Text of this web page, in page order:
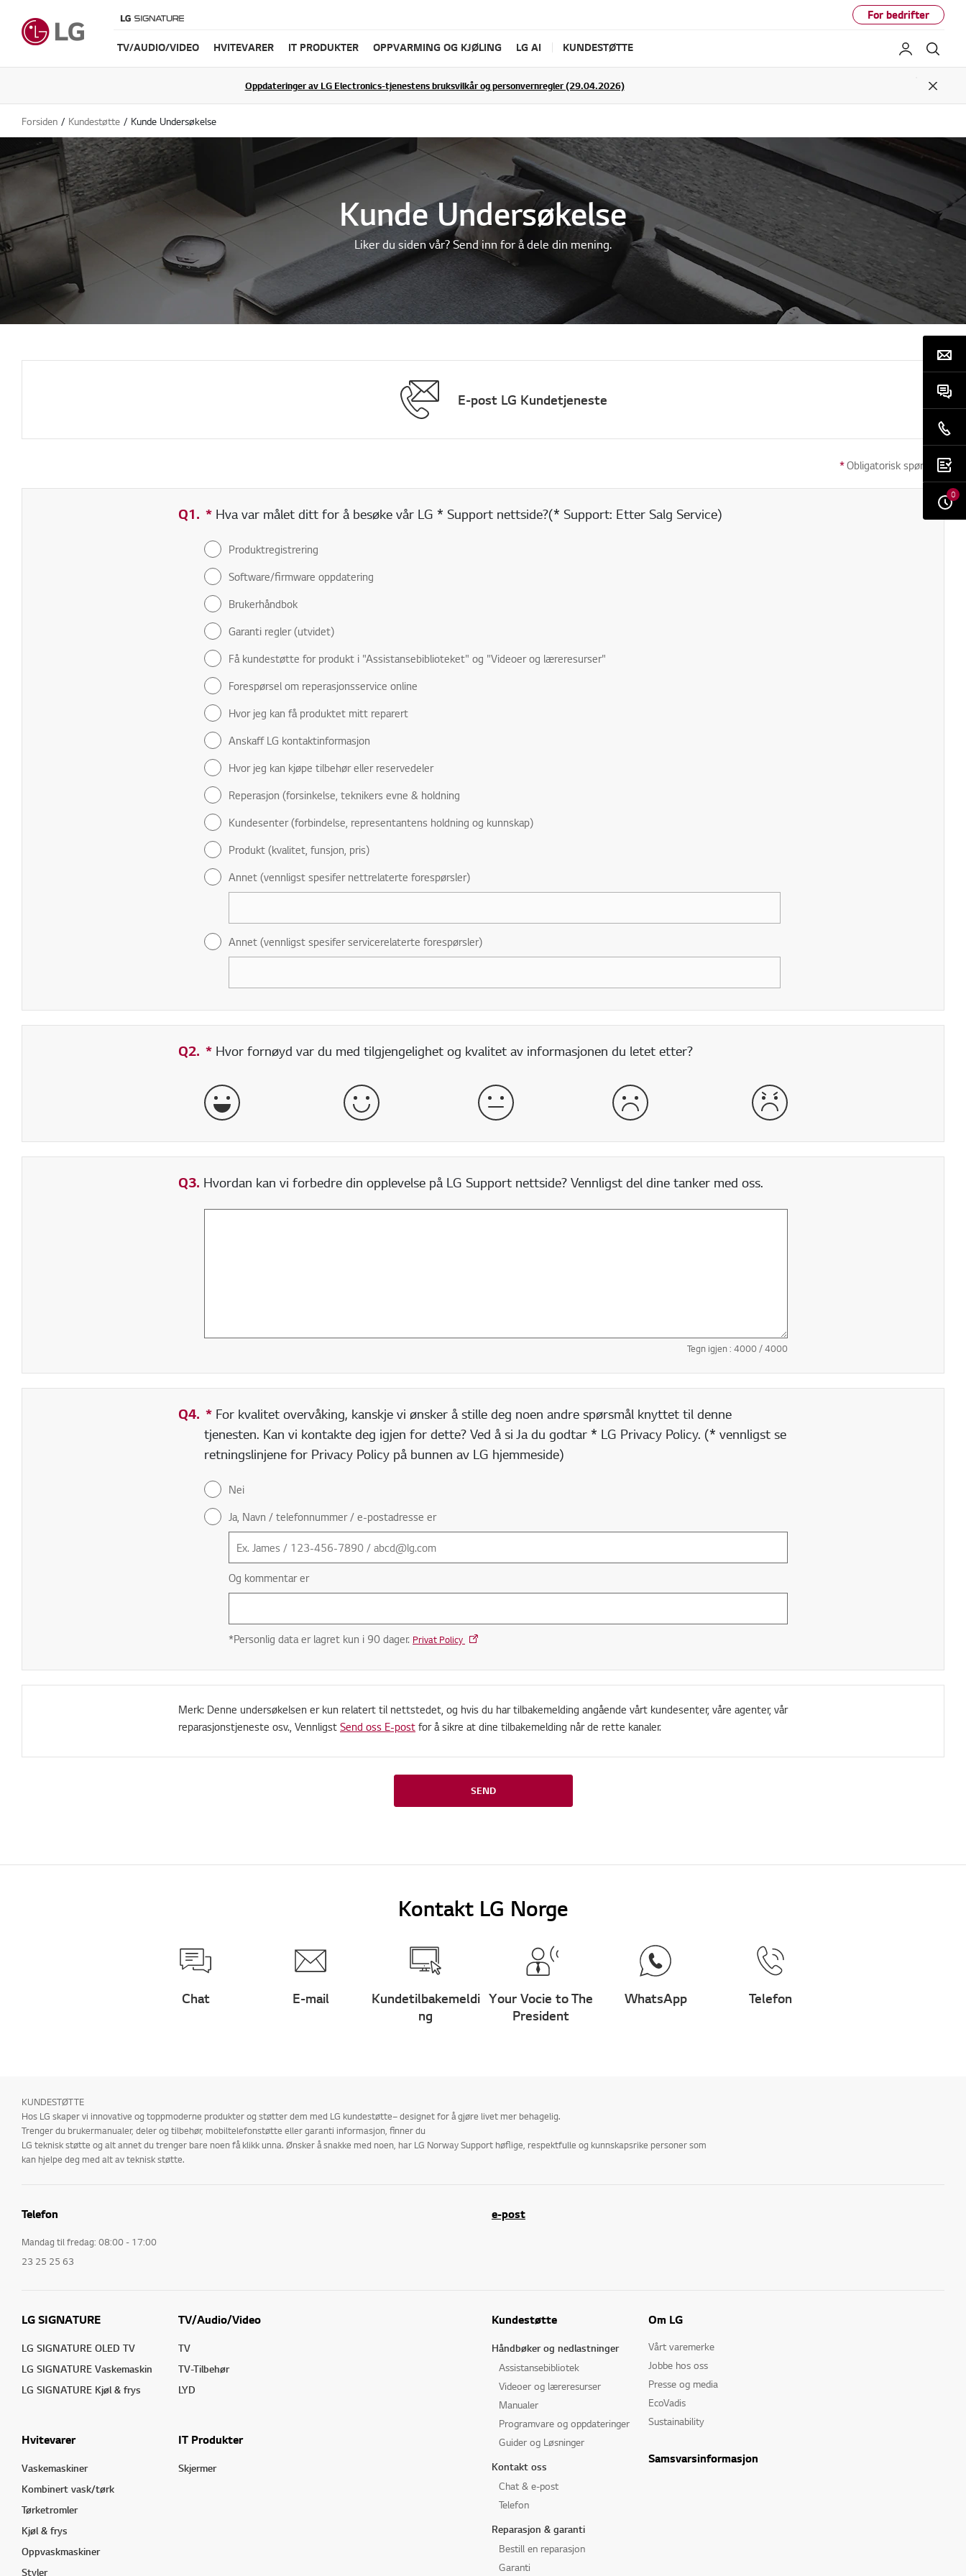
For bedrifter
TV/AUDIO/VIDEO HVITEVARER IT PRODUKTER OPPVARMING OG KJØLING LG AI KUNDESTØTTE My LG
Oppdateringer av LG Electronics-tjenestens bruksvilkår og personvernregler (29.04.2026)
Close
Forsiden Kundestøtte Kunde Undersøkelse
Kunde Undersøkelse
Liker du siden vår? Send inn for å dele din mening.
E-post LG Kundetjeneste
*Obligatorisk spørsmål
Q1. * Obligatorisk felt
Hva var målet ditt for å besøke vår LG * Support nettside?(* Support: Etter Salg Service)
Produktregistrering
Software/firmware oppdatering
Brukerhåndbok
Garanti regler (utvidet)
Få kundestøtte for produkt i "Assistansebiblioteket" og "Videoer og læreresurser"
Forespørsel om reperasjonsservice online
Hvor jeg kan få produktet mitt reparert
Anskaff LG kontaktinformasjon
Hvor jeg kan kjøpe tilbehør eller reservedeler
Reperasjon (forsinkelse, teknikers evne & holdning
Kundesenter (forbindelse, representantens holdning og kunnskap)
Produkt (kvalitet, funsjon, pris)
Annet (vennligst spesifer nettrelaterte forespørsler)
Annet (vennligst spesifer servicerelaterte forespørsler)
Q2. * Obligatorisk felt
Hvor fornøyd var du med tilgjengelighet og kvalitet av informasjonen du letet etter?
veldig bra god normal dårlig
Q3. Hvordan kan vi forbedre din opplevelse på LG Support nettside? Vennligst del dine tanker med oss.
Tegn igjen : 4000/ 4000
Q4. * Obligatorisk felt
For kvalitet overvåking, kanskje vi ønsker å stille deg noen andre spørsmål knyttet til denne
tjenesten. Kan vi kontakte deg igjen for dette? Ved å si Ja du godtar * LG Privacy Policy. (* vennligst se
retningslinjene for Privacy Policy på bunnen av LG hjemmeside)
Nei
Ja, Navn / telefonnummer / e-postadresse er
Og kommentar er
*Personlig data er lagret kun i 90 dager. Privat Policy
Merk: Denne undersøkelsen er kun relatert til nettstedet, og hvis du har tilbakemelding angående vårt kundesenter, våre agenter, vår
reparasjonstjeneste osv., Vennligst Send oss E-post for å sikre at dine tilbakemelding når de rette kanaler.
SEND
Kontakt LG Norge
Chat E-mail
Kundetilbakemeldi
ng
Your Vocie to The
President
WhatsApp Telefon
0
KUNDESTØTTE
Hos LG skaper vi innovative og toppmoderne produkter og støtter dem med LG kundestøtte– designet for å gjøre livet mer behagelig.
Trenger du brukermanualer, deler og tilbehør, mobiltelefonstøtte eller garanti informasjon, finner du
LG teknisk støtte og alt annet du trenger bare noen få klikk unna. Ønsker å snakke med noen, har LG Norway Support høflige, respektfulle og kunnskapsrike personer som
kan hjelpe deg med alt av teknisk støtte.
Telefon
Mandag til fredag: 08:00 - 17:00
23 25 25 63
e-post
LG SIGNATURE
LG SIGNATURE OLED TV
LG SIGNATURE Vaskemaskin
LG SIGNATURE Kjøl & frys
TV/Audio/Video
TV
TV-Tilbehør
LYD
Hvitevarer
Vaskemaskiner
Kombinert vask/tørk
Tørketromler
Kjøl & frys
Oppvaskmaskiner
Styler
IT Produkter
Skjermer
Kundestøtte
Håndbøker og nedlastninger
Assistansebibliotek
Videoer og læreresurser
Manualer
Programvare og oppdateringer
Guider og Løsninger
Kontakt oss
Chat & e-post
Telefon
Reparasjon & garanti
Bestill en reparasjon
Garanti
Om LG
Vårt varemerke
Jobbe hos oss
Presse og media
EcoVadis
Sustainability
Samsvarsinformasjon